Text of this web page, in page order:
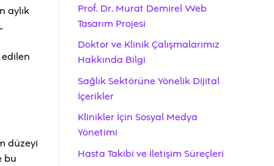
aylık
düzeyi
bu
Prof. Dr. Murat Demirel Web
Tasarım Projesi
Doktor ve Klinik Çalışmalarımız
Hakkında Bilgi
Sağlık Sektörüne Yönelik Dijital
İçerikler
Klinikler İçin Sosyal Medya
Yönetimi
Hasta Takibi ve İletişim Süreçleri